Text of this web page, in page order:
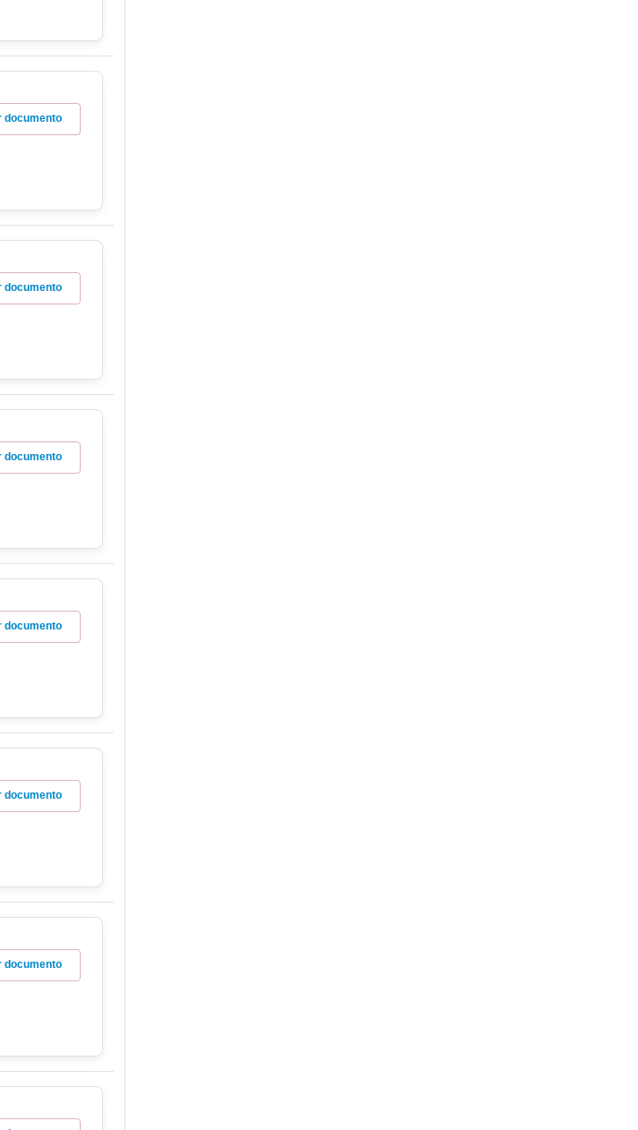
documento
documento
documento
documento
documento
documento